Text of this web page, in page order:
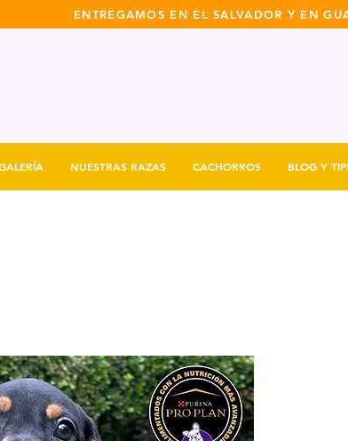
ENTREGAMOS EN EL SALVADOR Y EN
NUESTRAS RAZAS CACHORROS BLOG Y